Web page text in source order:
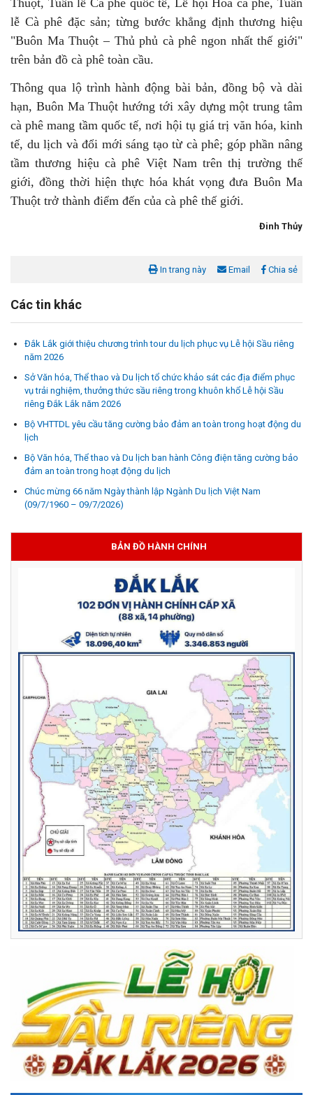
Thuột, Tuần lễ Cà phê quốc tế, Lễ hội Hoa cà phê, Tuần
lễ Cà phê đặc sản; từng bước khẳng định thương hiệu
"Buôn Ma Thuột – Thủ phủ cà phê ngon nhất thế giới"
trên bản đồ cà phê toàn cầu.
Thông qua lộ trình hành động bài bản, đồng bộ và dài
hạn, Buôn Ma Thuột hướng tới xây dựng một trung tâm
cà phê mang tầm quốc tế, nơi hội tụ giá trị văn hóa, kinh
tế, du lịch và đổi mới sáng tạo từ cà phê; góp phần nâng
tầm thương hiệu cà phê Việt Nam trên thị trường thế
giới, đồng thời hiện thực hóa khát vọng đưa Buôn Ma
Thuột trở thành điểm đến của cà phê thế giới.
Đinh Thủy
In trang này Email Chia sẻ
Các tin khác
Đắk Lắk giới thiệu chương trình tour du lịch phục vụ Lễ hội Sầu riêng
năm 2026
Sở Văn hóa, Thể thao và Du lịch tổ chức khảo sát các địa điểm phục
vụ trải nghiệm, thưởng thức sầu riêng trong khuôn khổ Lễ hội Sầu
riêng Đắk Lắk năm 2026
Bộ VHTTDL yêu cầu tăng cường bảo đảm an toàn trong hoạt động du
lịch
Bộ Văn hóa, Thể thao và Du lịch ban hành Công điện tăng cường bảo
đảm an toàn trong hoạt động du lịch
Chúc mừng 66 năm Ngày thành lập Ngành Du lịch Việt Nam
(09/7/1960 – 09/7/2026)
BẢN ĐỒ HÀNH CHÍNH